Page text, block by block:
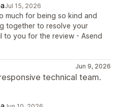
Jul 15, 2026
much for being so kind and
together to resolve your
to you for the review - Asend
Jun 9, 2026
technical team.